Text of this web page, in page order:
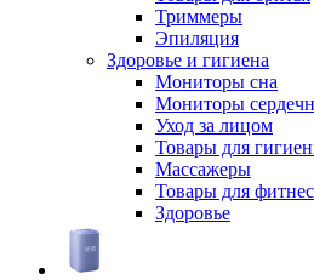
Триммеры
Эпиляция
Здоровье и гигиена
Мониторы сна
Мониторы
Уход за лицом
Товары для
Массажеры
Товары для
Здоровье